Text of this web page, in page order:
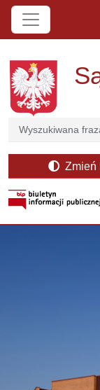
Przejdź do treści
Szukaj
Zmień